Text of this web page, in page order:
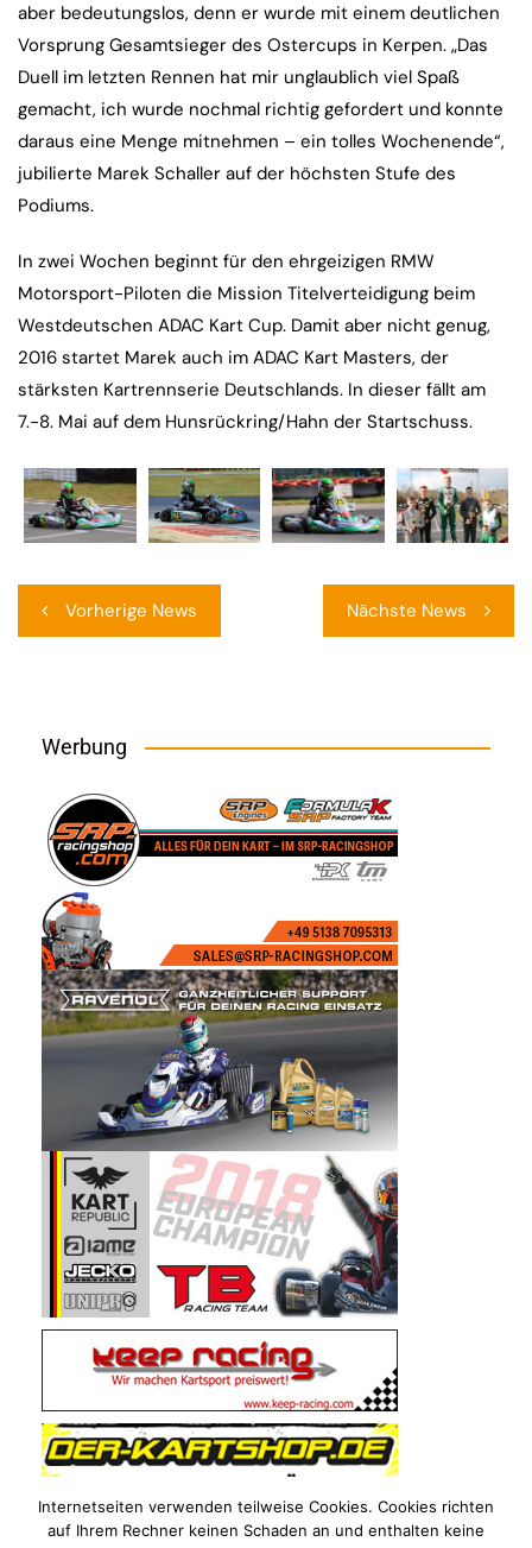
aber bedeutungslos, denn er wurde mit einem deutlichen
Vorsprung Gesamtsieger des Ostercups in Kerpen. „Das
Duell im letzten Rennen hat mir unglaublich viel Spaß
gemacht, ich wurde nochmal richtig gefordert und konnte
daraus eine Menge mitnehmen – ein tolles Wochenende“,
jubilierte Marek Schaller auf der höchsten Stufe des
Podiums.
In zwei Wochen beginnt für den ehrgeizigen RMW
Motorsport-Piloten die Mission Titelverteidigung beim
Westdeutschen ADAC Kart Cup. Damit aber nicht genug,
2016 startet Marek auch im ADAC Kart Masters, der
stärksten Kartrennserie Deutschlands. In dieser fällt am
7.-8. Mai auf dem Hunsrückring/Hahn der Startschuss.
Vorherige News Nächste News
Werbung
Internetseiten verwenden teilweise Cookies. Cookies richten
auf Ihrem Rechner keinen Schaden an und enthalten keine